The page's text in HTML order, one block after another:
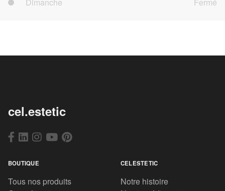
Dimanche
Fermé
cel.estetic
BOUTIQUE
Tous nos produits
CELESTETIC
Notre histoire